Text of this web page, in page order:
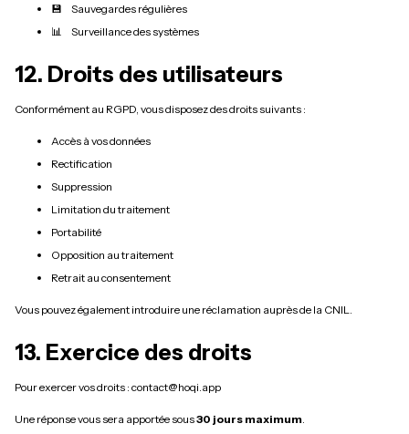
💾 Sauvegardes régulières
📊 Surveillance des systèmes
12. Droits des utilisateurs
Conformément au RGPD, vous disposez des droits suivants :
Accès à vos données
Rectification
Suppression
Limitation du traitement
Portabilité
Opposition au traitement
Retrait au consentement
Vous pouvez également introduire une réclamation auprès de la CNIL.
13. Exercice des droits
Pour exercer vos droits : contact@hoqi.app
Une réponse vous sera apportée sous30 jours maximum.